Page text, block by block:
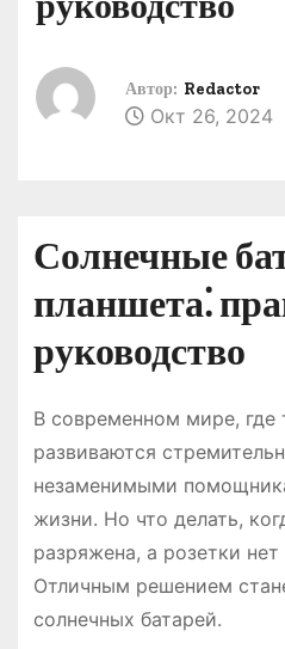
Автор: Redactor
Окт 26, 2024
Солнечные
планшета⁚
руководство
В современном мире, где
развиваются
незаменимыми
жизни. Но что делать,
разряжена, а розетки нет
Отличным решением
солнечных батарей.